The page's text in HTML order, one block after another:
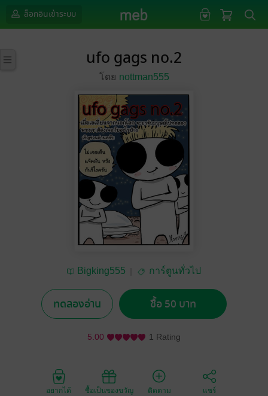
ล็อกอินเข้าระบบ
ufo gags no.2
โดย nottman555
Bigking555 การ์ตูนทั่วไป
ทดลองอ่าน ซื้อ 50 บาท
5.00 1 Rating
อยากได้ ซื้อเป็นของขวัญ ติดตาม แชร์